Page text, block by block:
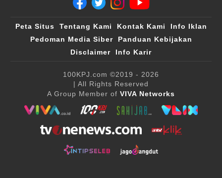
Peta Situs Tentang Kami Kontak Kami
Info Iklan
Pedoman Media Siber
Panduan Kebijakan
Disclaimer
Info Karir
100KPJ.com ©2019 - 2026
| All Rights Reserved
A Group Member of VIVA Networks